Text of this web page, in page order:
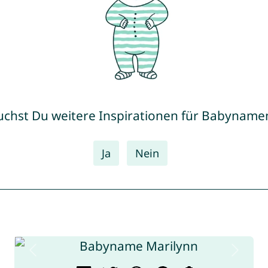
Du weitere Inspirationen für
Ja Nein